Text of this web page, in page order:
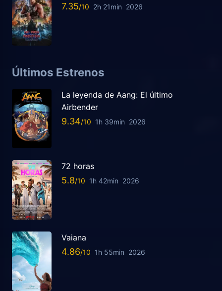
7.35 2h 21min 2026
Últimos Estrenos
La leyenda de Aang: El último
Airbender
9.34 1h 39min 2026
72 horas
5.8 1h 42min 2026
Vaiana
4.86 1h 55min 2026